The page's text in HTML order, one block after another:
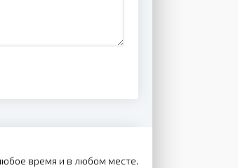
время и в любом месте.